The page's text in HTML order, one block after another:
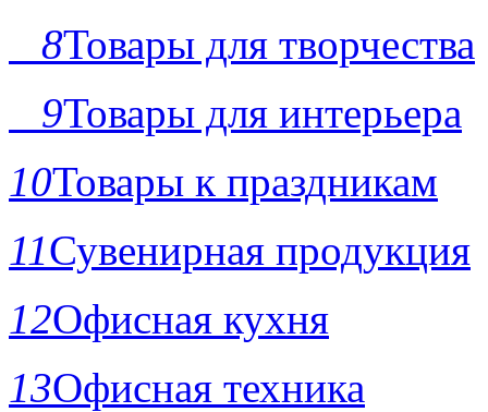
8Товары для творчества
9Товары для интерьера
10Товары к праздникам
11Сувенирная продукция
12Офисная кухня
13Офисная техника